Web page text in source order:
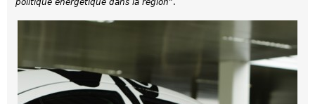
politique énergétique dans la région".